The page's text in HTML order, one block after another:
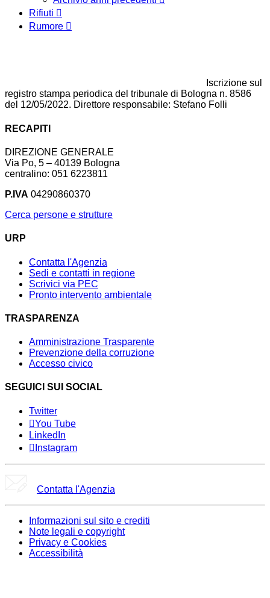
Rifiuti
Rumore
Iscrizione sul
registro stampa periodica del tribunale di Bologna n. 8586
del 12/05/2022. Direttore responsabile: Stefano Folli
RECAPITI
DIREZIONE GENERALE
Via Po, 5 – 40139 Bologna
centralino: 051 6223811
P.IVA 04290860370
Cerca persone e strutture
URP
Contatta l'Agenzia
Sedi e contatti in regione
Scrivici via PEC
Pronto intervento ambientale
TRASPARENZA
Amministrazione Trasparente
Prevenzione della corruzione
Accesso civico
SEGUICI SUI SOCIAL
Twitter
You Tube
LinkedIn
Instagram
Contatta l'Agenzia
Informazioni sul sito e crediti
Note legali e copyright
Privacy e Cookies
Accessibilità